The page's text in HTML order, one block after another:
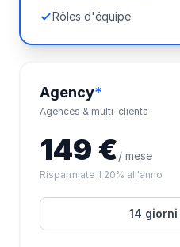
Rôles d'équipe
Agency*
Agences & multi-clients
149 €/ mese
Risparmiate il 20% all'anno
14